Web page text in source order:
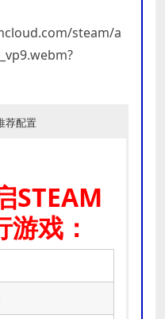
steam/a
荐配置
STEAM
戏：